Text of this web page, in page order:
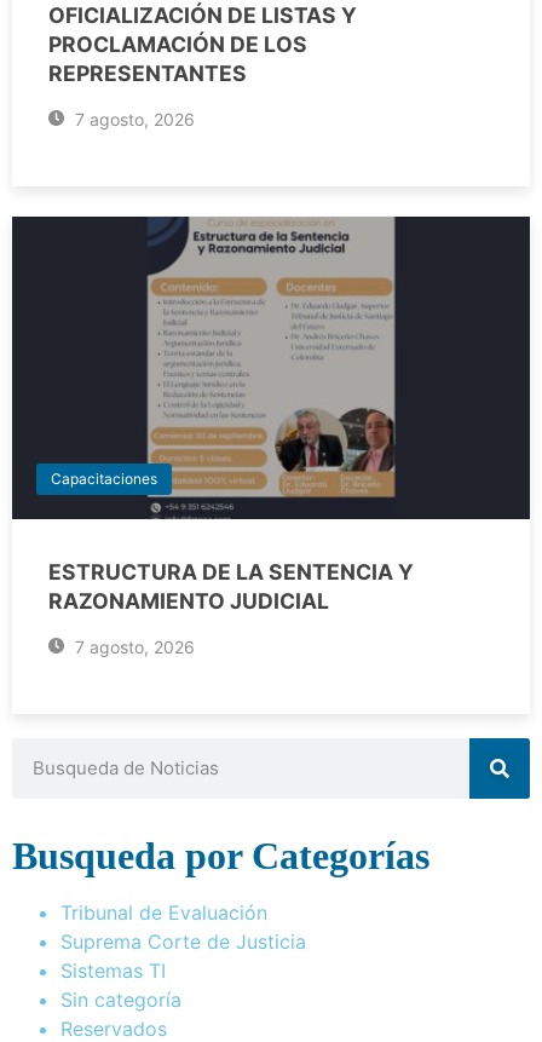
OFICIALIZACIÓN DE LISTAS Y
PROCLAMACIÓN DE LOS
REPRESENTANTES
7 agosto, 2026
Capacitaciones
ESTRUCTURA DE LA SENTENCIA Y
RAZONAMIENTO JUDICIAL
7 agosto, 2026
Busqueda por Categorías
Tribunal de Evaluación
Suprema Corte de Justicia
Sistemas TI
Sin categoría
Reservados